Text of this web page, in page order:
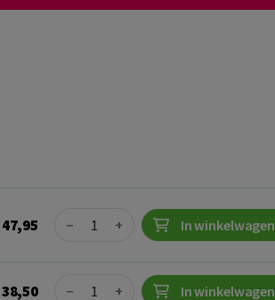
47,95 Quantity
− + In winkelwagen
38,50 Quantity
− + In winkelwagen